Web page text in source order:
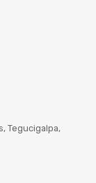
Tegucigalpa,